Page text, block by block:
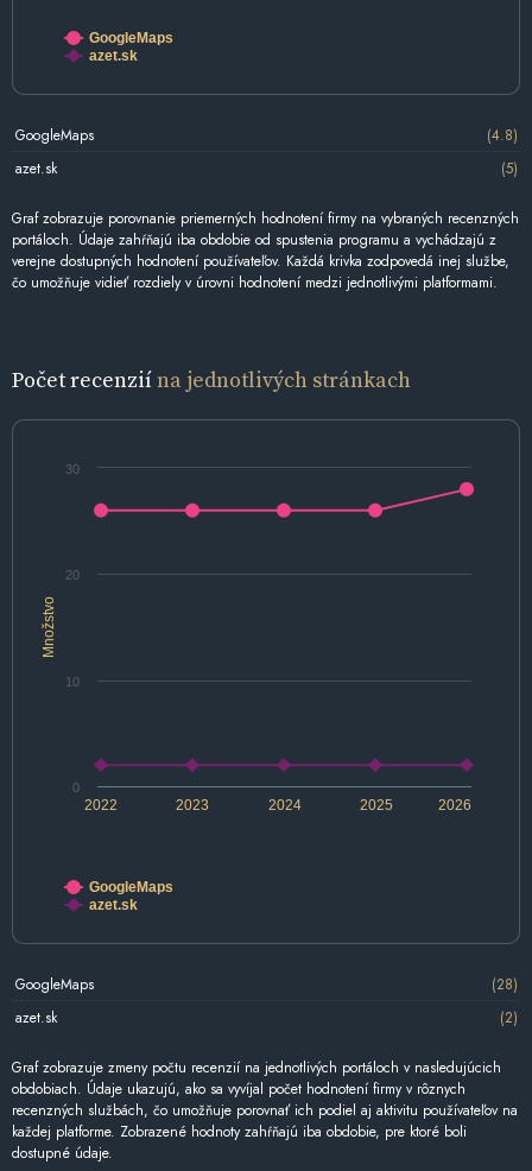
GoogleMaps
azet.sk
GoogleMaps
(4.8)
azet.sk
(5)
Graf zobrazuje porovnanie priemerných hodnotení firmy na vybraných recenzných
portáloch. Údaje zahŕňajú iba obdobie od spustenia programu a vychádzajú z
verejne dostupných hodnotení používateľov. Každá krivka zodpovedá inej službe,
čo umožňuje vidieť rozdiely v úrovni hodnotení medzi jednotlivými platformami.
Počet recenziína jednotlivých stránkach
Množstvo
2022 2024 2026
2023 2025
0
10
20
30
GoogleMaps
azet.sk
GoogleMaps
(28)
azet.sk
(2)
Graf zobrazuje zmeny počtu recenzií na jednotlivých portáloch v nasledujúcich
obdobiach. Údaje ukazujú, ako sa vyvíjal počet hodnotení firmy v rôznych
recenzných službách, čo umožňuje porovnať ich podiel aj aktivitu používateľov na
každej platforme. Zobrazené hodnoty zahŕňajú iba obdobie, pre ktoré boli
dostupné údaje.